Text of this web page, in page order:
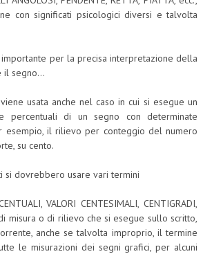
con significati psicologici diversi e talvolta
per la precisa interpretazione della
il segno…
usata anche nel caso in cui si esegue un
percentuali di un segno con determinate
esempio, il rilievo per conteggio del numero
su cento.
si dovrebbero usare vari termini
VALORI CENTESIMALI, CENTIGRADI,
misura o di rilievo che si esegue sullo scritto,
anche se talvolta improprio, il termine
le misurazioni dei segni grafici, per alcuni